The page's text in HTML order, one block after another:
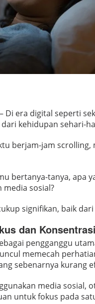
– Di era digital seperti
kehidupan sehari-
berjam-jam
bertanya-tanya, apa
sosial?
signifikan, baik
dan Konsentrasi
pengganggu
memecah
sebenarnya kurang
media sosial,
untuk fokus pada